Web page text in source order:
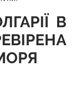
В